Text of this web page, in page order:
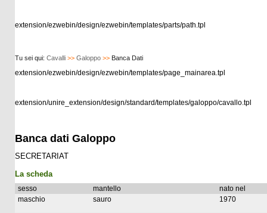
extension/ezwebin/design/ezwebin/templates/parts/path.tpl
Tu sei qui: Cavalli >> Galoppo >> Banca Dati
extension/ezwebin/design/ezwebin/templates/page_mainarea.tpl
extension/unire_extension/design/standard/templates/galoppo/cavallo.tpl
Banca dati Galoppo
SECRETARIAT
La scheda
sesso mantello
nato nel
maschio
sauro 1970